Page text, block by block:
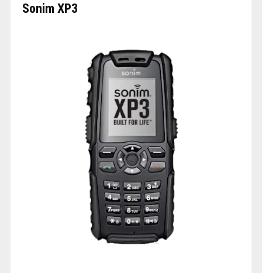
Sonim XP3